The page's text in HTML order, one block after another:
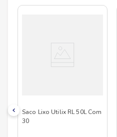
Material:Polietileno
de produtos UTILIX,
Saco Lixo Utilix RL 50L Com
30